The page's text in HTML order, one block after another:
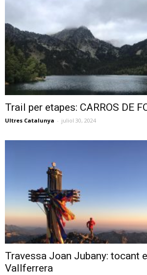
Trail per etapes: CARROS DE
Ultres Catalunya - juliol 30, 2024
Travessa Joan Jubany: tocant
Vallferrera